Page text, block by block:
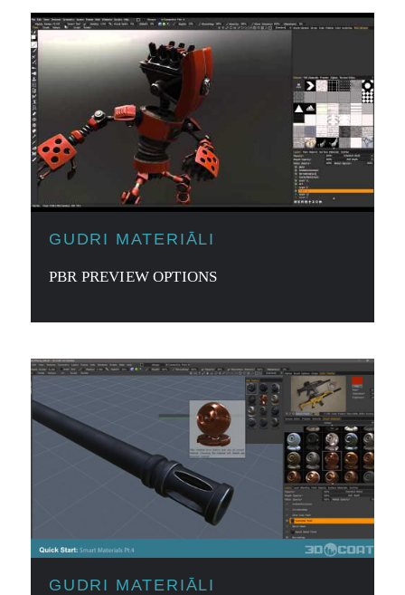
GUDRI MATERIĀLI
PBR PREVIEW OPTIONS
GUDRI MATERIĀLI